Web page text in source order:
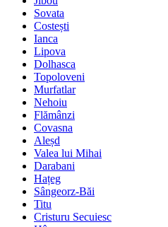
Sovata
Costești
Ianca
Lipova
Dolhasca
Topoloveni
Murfatlar
Nehoiu
Flămânzi
Covasna
Aleșd
Valea lui Mihai
Darabani
Hațeg
Sângeorz-Băi
Titu
Cristuru Secuiesc